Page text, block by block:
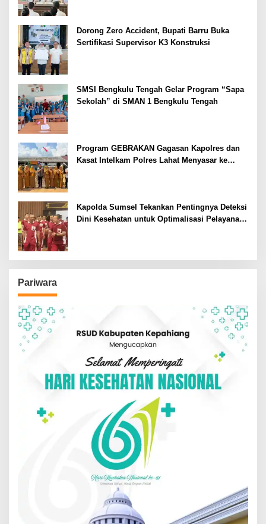
Dorong Zero Accident, Bupati Barru Buka
Sertifikasi Supervisor K3 Konstruksi
SMSI Bengkulu Tengah Gelar Program “Sapa
Sekolah” di SMAN 1 Bengkulu Tengah
Program GEBRAKAN Gagasan Kapolres dan
Kasat Intelkam Polres Lahat Menyasar ke
Kapolda Sumsel Tekankan Pentingnya Deteksi
Dini Kesehatan untuk Optimalisasi Pelayanan
Pariwara